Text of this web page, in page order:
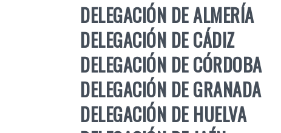
DELEGACIÓN DE ALMERÍA
DELEGACIÓN DE CÁDIZ
DELEGACIÓN DE CÓRDOBA
DELEGACIÓN DE GRANADA
DELEGACIÓN DE HUELVA